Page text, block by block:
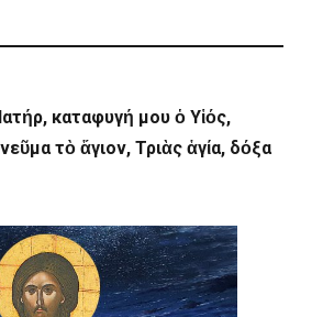
καταφυγή μου ὁ Υἱός,
τὸ ἅγιον, Τριὰς ἁγία, δόξα